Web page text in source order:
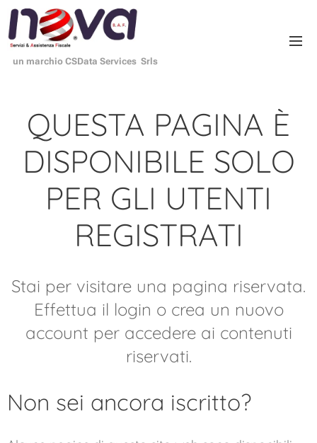
un marchio CSData Services Srls
QUESTA PAGINA È
DISPONIBILE SOLO
PER GLI UTENTI
REGISTRATI
Stai per visitare una pagina riservata.
Effettua il login o crea un nuovo
account per accedere ai contenuti
riservati.
Non sei ancora iscritto?